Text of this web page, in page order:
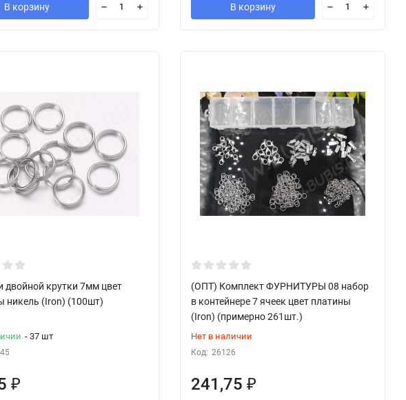
В корзину В корзину
двойной крутки 7мм цвет
никель (Iron) (100шт)
- 37 шт
₽
(ОПТ) Комплект ФУРНИТУРЫ 08 набор
в контейнере 7 ячеек цвет платины
(Iron) (примерно 261шт.)
Нет в наличии
Код: 26126
241,75 ₽